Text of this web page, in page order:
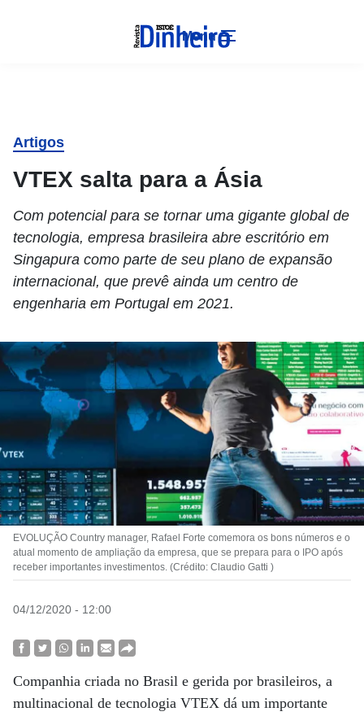
Menu
Artigos
VTEX salta para a Ásia
Com potencial para se tornar uma gigante global de
tecnologia, empresa brasileira abre escritório em
Singapura como parte de seu plano de expansão
internacional, que prevê ainda um centro de
engenharia em Portugal em 2021.
EVOLUÇÃO Country manager, Rafael Forte comemora os bons números e o
atual momento de ampliação da empresa, que se prepara para o IPO após
receber importantes investimentos. (Crédito: Claudio Gatti )
04/12/2020 - 12:00
Companhia criada no Brasil e gerida por brasileiros, a
multinacional de tecnologia VTEX dá um importante